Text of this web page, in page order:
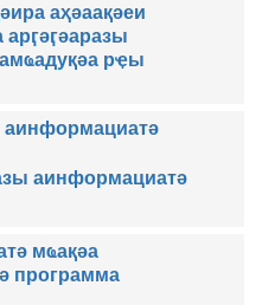
аҳәаақәеи
рҿы
аинформациатә
мҩақәа
программа